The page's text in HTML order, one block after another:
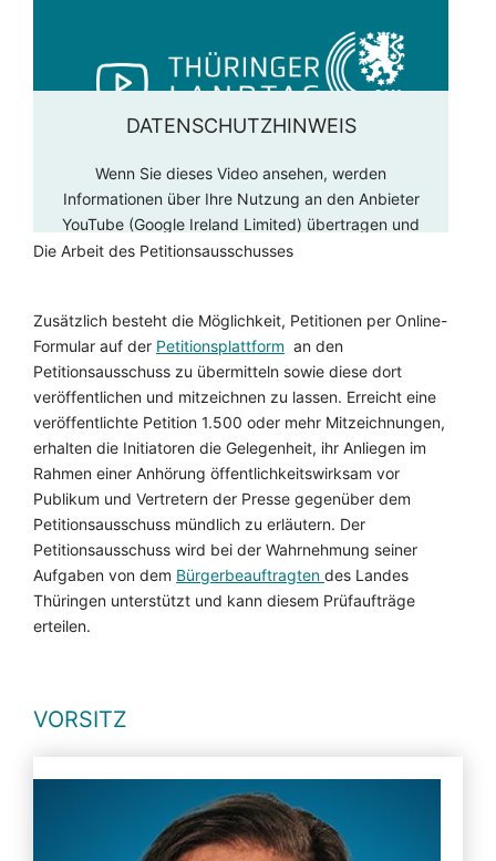
DATENSCHUTZHINWEIS
Wenn Sie dieses Video ansehen, werden
Informationen über Ihre Nutzung an den Anbieter
YouTube (Google Ireland Limited) übertragen und
unter Umständen gespeichert. Sollten vor,
geschaltet. Der Thüringer Landtag selbst schaltet
keine Werbung, monetarisiert seine Inhalte nicht
und hat auch keinen Einfluss darauf, ob und
welche Werbespots gezeigt werden.
Video anzeigen
Die Arbeit des Petitionsausschusses
Zusätzlich besteht die Möglichkeit, Petitionen per Online-
Formular auf der Petitionsplattform an den
Petitionsausschuss zu übermitteln sowie diese dort
veröffentlichen und mitzeichnen zu lassen. Erreicht eine
veröffentlichte Petition 1.500 oder mehr Mitzeichnungen,
erhalten die Initiatoren die Gelegenheit, ihr Anliegen im
Rahmen einer Anhörung öffentlichkeitswirksam vor
Publikum und Vertretern der Presse gegenüber dem
Petitionsausschuss mündlich zu erläutern. Der
Petitionsausschuss wird bei der Wahrnehmung seiner
Aufgaben von dem Bürgerbeauftragten des Landes
Thüringen unterstützt und kann diesem Prüfaufträge
erteilen.
VORSITZ